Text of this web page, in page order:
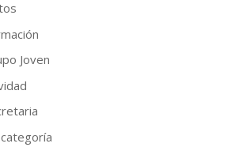
Joven
categoría